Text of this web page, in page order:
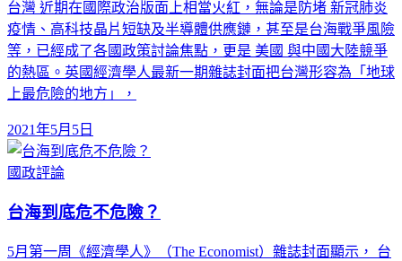
台灣 近期在國際政治版面上相當火紅，無論是防堵 新冠肺炎
疫情、高科技晶片短缺及半導體供應鏈，甚至是台海戰爭風險
等，已經成了各國政策討論焦點，更是 美國 與中國大陸競爭
的熱區。英國經濟學人最新一期雜誌封面把台灣形容為「地球
上最危險的地方」，
2021年5月5日
國政評論
台海到底危不危險？
5月第一周《經濟學人》（The Economist）雜誌封面顯示， 台